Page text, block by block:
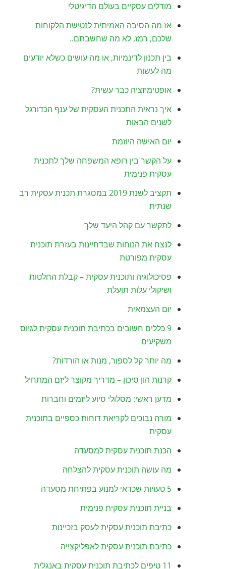
מודלים עסקיים בעולם הדיגיטלי
אז מה הסיבה האמיתית לנטישת הלקוחות
שלכם, רמז, לא מה שחשבתם..
בין תכנון לדינמיות, או מה עושים כשלא יודעים
מה לעשות
אופטימיזציה כבר עשית?
איך נראית התכנית העסקית של ענף הכדורגל
לשנים הבאות
יום האישה היוזמת
על הקשר בין רופא המשפחה שלך לתכנית
עסקית פנימית
תקציב לשנת 2019 במסגרת תכנית עסקית רב
שנתית
לתקשר עם קהל היעד שלך
לנצח את הנוחות שבדחיינות בעזרת תוכנית
עסקית מפורטת
פסיכולוגיה ותוכנית עסקית – קבלת החלטות
ושיקולי עלות תועלת
יום העצמאית
9 כללים חשובים בכתיבת תוכנית עסקית לגיוס
משקיעים
מה יותר קל לספור, מנות או הורדות?
קרנות הון סיכון – מדריך מקוצר ליזם המתחיל
מדען ראשי: מסלולי סיוע ליזמים וחברות
מורה נבוכים לקריאת דוחות כספיים בתוכנית
עסקית
הכנת תוכנית עסקית למסעדה
מה עושה תוכנית עסקית להצלחה
5 טעויות שכדאי למנוע בפתיחת מסעדה
בניית תוכנית עסקית פנימית
כתיבת תוכנית עסקית לעסק בזכיינות
כתיבת תוכנית עסקית לאפליקצייה
11 טיפים לכתיבת תוכנית עסקית באנגלית